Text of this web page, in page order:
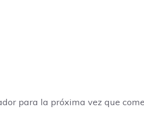
para la próxima vez que